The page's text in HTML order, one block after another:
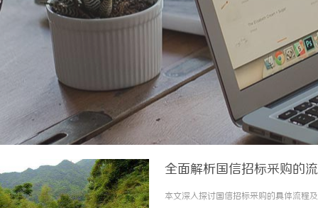
全面解析国信招标采购的
本文深入探讨国信招标采购的具体流程